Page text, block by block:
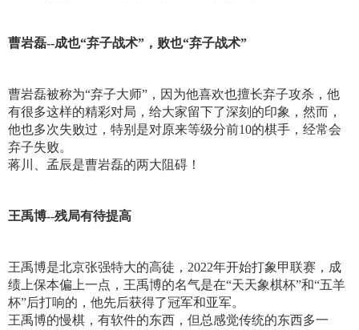
曹岩磊--成也“弃子战术”，败也“弃子战术”
曹岩磊被称为“弃子大师”，因为他喜欢也擅长弃子攻杀，他
有很多这样的精彩对局，给大家留下了深刻的印象，然而，
他也多次失败过，特别是对原来等级分前10的棋手，经常会
弃子失败。
蒋川、孟辰是曹岩磊的两大阻碍！
王禹博--残局有待提高
王禹博是北京张强特大的高徒，2022年开始打象甲联赛，成
绩上保本偏上一点，王禹博的名气是在“天天象棋杯”和“五羊
杯”后打响的，他先后获得了冠军和亚军。
王禹博的慢棋，有软件的东西，但总感觉传统的东西多一